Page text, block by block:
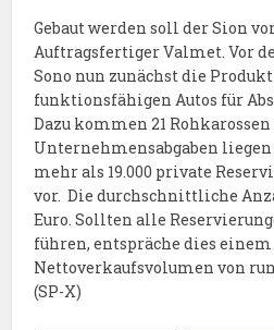
Gebaut werden soll der Sion
Auftragsfertiger Valmet. Vor
Sono nun zunächst die
funktionsfähigen Autos für
Dazu kommen 21
Unternehmensabgaben
mehr als 19.000 private
vor. Die durchschnittliche
Euro. Sollten alle
führen, entspräche dies einem
Nettoverkaufsvolumen von
(SP-X)